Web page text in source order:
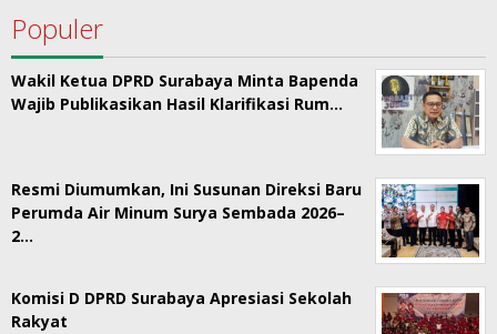
Populer
Wakil Ketua DPRD Surabaya Minta Bapenda
Wajib Publikasikan Hasil Klarifikasi Rum…
Resmi Diumumkan, Ini Susunan Direksi Baru
Perumda Air Minum Surya Sembada 2026–
2…
Komisi D DPRD Surabaya Apresiasi Sekolah
Rakyat